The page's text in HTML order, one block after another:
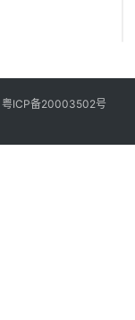
粤ICP备20003502号